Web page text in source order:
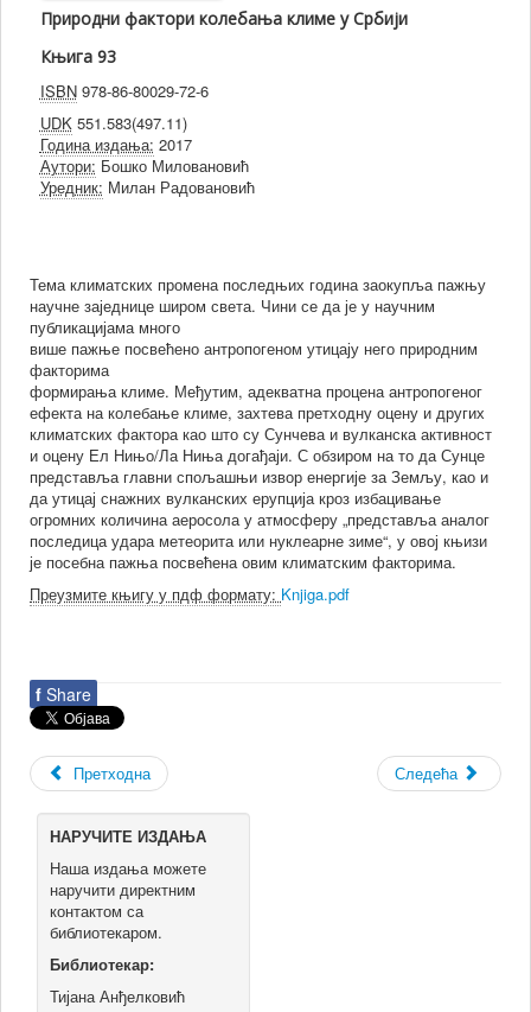
Природни фактори колебања климе у Србији
Књига 93
ISBN978-86-80029-72-6
UDK551.583(497.11)
Година издања: 2017
Аутори: Бошко Миловановић
Уредник: Милан Радовановић
Тема климатских промена последњих година заокупља пажњу
научне заједнице широм света. Чини се да је у научним
публикацијама много
више пажње посвећено антропогеном утицају него природним
факторима
формирања климе. Међутим, адекватна процена антропогеног
ефекта на колебање климе, захтева претходну оцену и других
климатских фактора као што су Сунчева и вулканска активност
и оцену Ел Нињо/Ла Ниња догађаји. С обзиром на то да Сунце
представља главни спољашњи извор енергије за Земљу, као и
да утицај снажних вулканских ерупција кроз избацивање
огромних количина аеросола у атмосферу „представља аналог
последица удара метеорита или нуклеарне зиме“, у овој књизи
је посебна пажња посвећена овим климатским факторима.
Преузмите књигу у пдф формату: Knjiga.pdf
f Share
Претходна Следећа
НАРУЧИТЕ ИЗДАЊА
Наша издања можете
наручити директним
контактом са
библиотекаром.
Библиотекар:
Тијана Анђелковић